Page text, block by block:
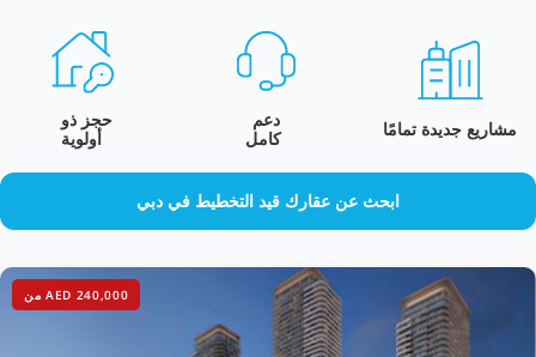
مشاريع جديدة تمامًا
دعم
كامل
حجز ذو
أولوية
ابحث عن عقارك قيد التخطيط في دبي
AED 240,000 من